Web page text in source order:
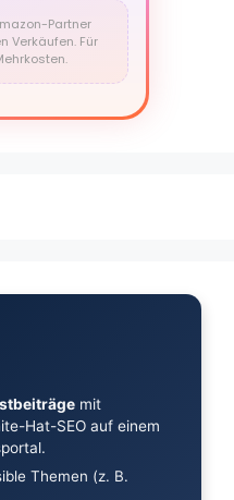
Partner
Verkäufen. Für
mit
Hat-SEO auf einem
Themen (z. B.